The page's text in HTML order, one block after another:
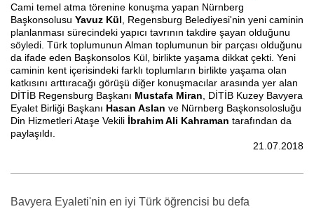
Cami temel atma törenine konuşma yapan Nürnberg
Başkonsolusu Yavuz Kül , Regensburg Belediyesi'nin yeni caminin
planlanması sürecindeki yapıcı tavrının takdire şayan olduğunu
söyledi. Türk toplumunun Alman toplumunun bir parçası olduğunu
da ifade eden Başkonsolos Kül, birlikte yaşama dikkat çekti. Yeni
caminin kent içerisindeki farklı toplumların birlikte yaşama olan
katkısını arttıracağı görüşü diğer konuşmacılar arasında yer alan
DİTİB Regensburg Başkanı Mustafa Miran , DİTİB Kuzey Bavyera
Eyalet Birliği Başkanı Hasan Aslan ve Nürnberg Başkonsolosluğu
Din Hizmetleri Ataşe Vekili İbrahim Ali Kahraman tarafından da
paylaşıldı.
21.07.2018
Bavyera Eyaleti'nin en iyi Türk öğrencisi bu defa